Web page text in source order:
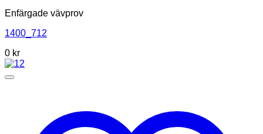
Enfärgade vävprov
1400_712
0 kr